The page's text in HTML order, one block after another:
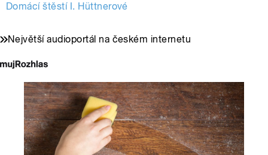
Domácí štěstí I. Hüttnerové
Největší audioportál na českém internetu